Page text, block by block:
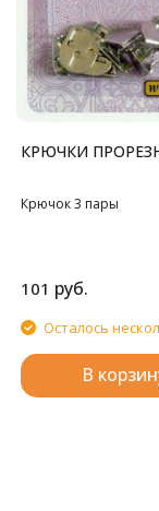
КРЮЧКИ
Крючок 3 пары
101 руб.
Осталось
В